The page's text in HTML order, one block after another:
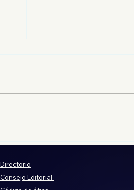
construido en terrenos
despojados
Directorio
Consejo Editorial